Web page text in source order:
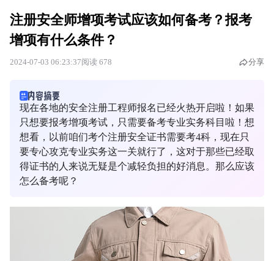
注册安全师增项考试应该如何备考？报考
增项有什么条件？
2024-07-03 06:23:37阅读 678 分享
现在各地的安全注册工程师报名已经火热开启啦！如果
只想要报考增项考试，只需要备考专业实务科目啦！想
想看，以前咱们考个注册安全证书需要考4科，现在只
要专心攻克专业实务这一关就行了，这对于那些已经取
得证书的人来说无疑是个减轻负担的好消息。那么应该
怎么备考呢？